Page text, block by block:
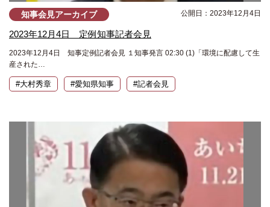
知事会見アーカイブ 公開日：2023年12月4日
2023年12月4日 定例知事記者会見
2023年12月4日 知事定例記者会見 １知事発言 02:30 (1)「環境に配慮して生
産された…
#大村秀章 #愛知県知事 #記者会見